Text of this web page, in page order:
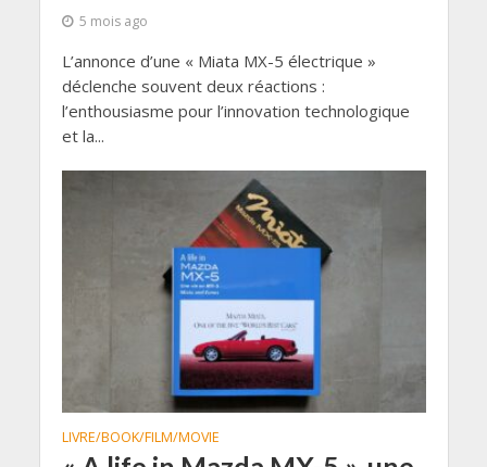
5 mois ago
L’annonce d’une « Miata MX-5 électrique »
déclenche souvent deux réactions :
l’enthousiasme pour l’innovation technologique
et la...
LIVRE/BOOK/FILM/MOVIE